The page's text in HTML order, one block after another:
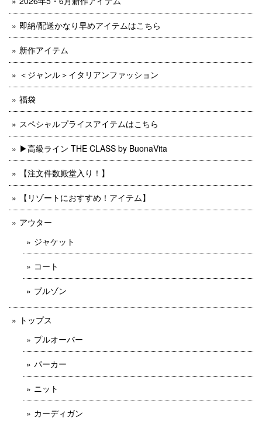
即納/配送かなり早めアイテムはこちら
新作アイテム
＜ジャンル＞イタリアンファッション
福袋
スペシャルプライスアイテムはこちら
▶︎高級ライン THE CLASS by BuonaVita
【注文件数殿堂入り！】
【リゾートにおすすめ！アイテム】
アウター
ジャケット
コート
ブルゾン
トップス
プルオーバー
パーカー
ニット
カーディガン